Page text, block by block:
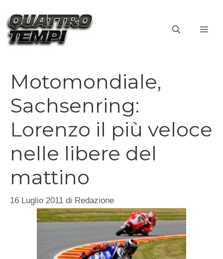
contenuto
Motomondiale,
Sachsenring:
Lorenzo il più veloce
nelle libere del
mattino
16 Luglio 2011 di Redazione